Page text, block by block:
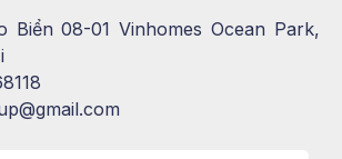
Biển 08-01 Vinhomes Ocean Park,